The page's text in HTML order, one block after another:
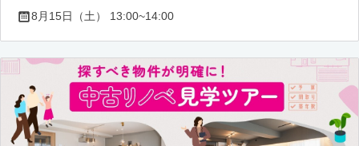
8月15日（土） 13:00~14:00